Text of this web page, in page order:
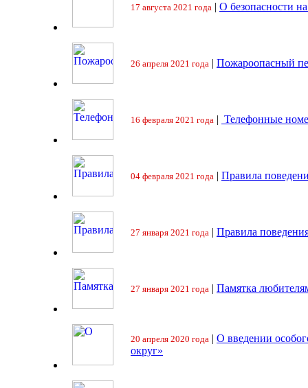
17 августа 2021 года | О безопасности
26 апреля 2021 года | Пожароопасный
16 февраля 2021 года | Телефонные
04 февраля 2021 года | Правила
27 января 2021 года | Правила
27 января 2021 года | Памятка
20 апреля 2020 года | О введении
округ»